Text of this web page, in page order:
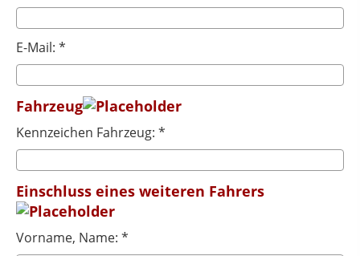
E-Mail: *
Fahrzeug
Kennzeichen Fahrzeug: *
Einschluss eines weiteren Fahrers
Vorname, Name: *